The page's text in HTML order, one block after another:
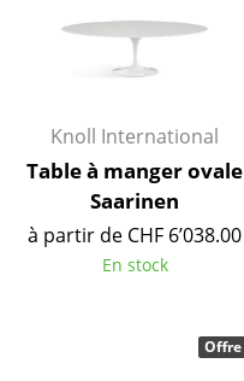
Buffets & Commodes
Meubles TV
Knoll International
Table à manger ovale
Saarinen
à partir de CHF 6’038.00
En stock
Offre